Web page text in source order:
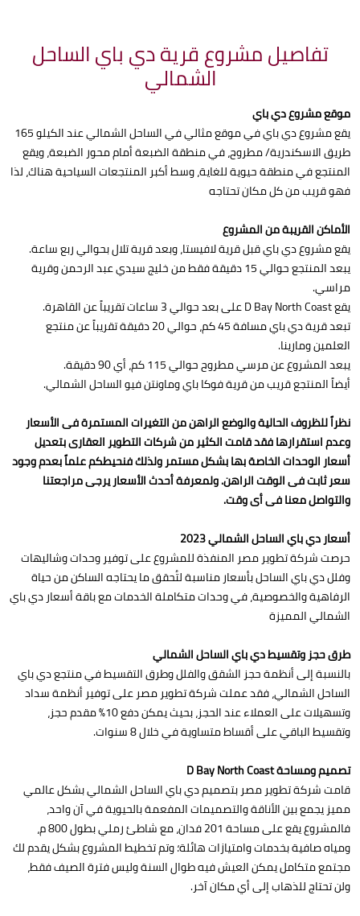
تفاصيل مشروع قرية دي باي الساحل
الشمالي
موقع مشروع دي باي
يقع مشروع دي باي في موقع مثالي في الساحل الشمالي عند الكيلو 165
طريق الاسكندرية/ مطروح، في منطقة الضبعة أمام محور الضبعة، ويقع
المنتجع في منطقة حيوية للغاية، وسط أكبر المنتجعات السياحية هناك، لذا
فهو قريب من كل مكان تحتاجه
الأماكن القريبة من المشروع
يقع مشروع دي باي قبل قرية لافيستا، وبعد قرية تلال بحوالي ربع ساعة.
يبعد المنتجع حوالي 15 دقيقة فقط من خليج سيدي عبد الرحمن وقرية
مراسي.
يقع D Bay North Coast على بعد حوالي 3 ساعات تقريباً عن القاهرة.
تبعد قرية دي باي مسافة 45 كم، حوالي 20 دقيقة تقريباً عن منتجع
العلمين ومارينا.
يبعد المشروع عن مرسي مطروح حوالي 115 كم، أي 90 دقيقة.
أيضاً المنتجع قريب من قرية فوكا باي وماونتن فيو الساحل الشمالي.
نظراً للظروف الحالية والوضع الراهن من التغيرات المستمرة فى الأسعار
وعدم استقرارها فقد قامت الكثير من شركات التطوير العقارى بتعديل
أسعار الوحدات الخاصة بها بشكل مستمر ولذلك فنحيطكم علماً بعدم وجود
سعر ثابت فى الوقت الراهن. ولمعرفة أحدث الأسعار يرجى مراجعتنا
والتواصل معنا فى أى وقت.
أسعار دي باي الساحل الشمالي 2023
حرصت شركة تطوير مصر المنفذة للمشروع على توفير وحدات وشاليهات
وفلل دي باي الساحل بأسعار مناسبة لتُحقق ما يحتاجه الساكن من حياة
الرفاهية والخصوصية، في وحدات متكاملة الخدمات مع باقة أسعار دي باي
الشمالي المميزة
طرق حجز وتقسيط دي باي الساحل الشمالي
بالنسبة إلى أنظمة حجز الشقق والفلل وطرق التقسيط في منتجع دي باي
الساحل الشمالي، فقد عملت شركة تطوير مصر على توفير أنظمة سداد
وتسهيلات على العملاء عند الحجز، بحيث يمكن دفع 10% مقدم حجز،
وتقسيط الباقي على أقساط متساوية في خلال 8 سنوات.
تصميم ومساحة D Bay North Coast
قامت شركة تطوير مصر بتصميم دي باي الساحل الشمالي بشكل عالمي
مميز يجمع بين الأناقة والتصميمات المفعمة بالحيوية في آن واحد،
فالمشروع يقع على مساحة 201 فدان، مع شاطئ رملي بطول 800 م،
ومياه صافية بخدمات وامتيازات هائلة؛ وتم تخطيط المشروع بشكل يقدم لك
مجتمع متكامل يمكن العيش فيه طوال السنة وليس فترة الصيف فقط،
ولن تحتاج للذهاب إلى أي مكان آخر.